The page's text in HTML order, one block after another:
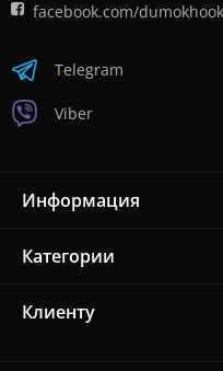
facebook.com/
Telegram
Viber
Информация
Категории
Клиенту